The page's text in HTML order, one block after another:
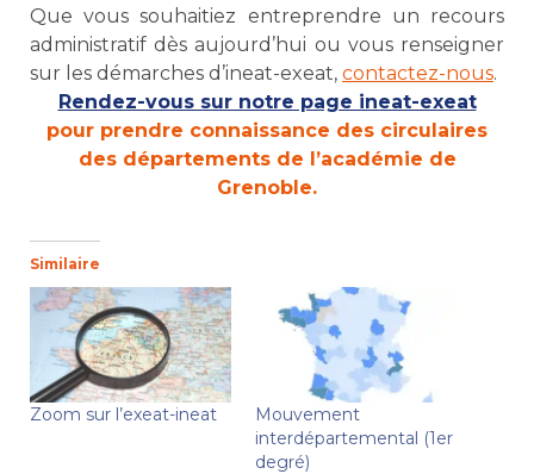
Que vous souhaitiez entreprendre un recours
administratif dès aujourd’hui ou vous renseigner
sur les démarches d’ineat-exeat, contactez-nous.
Rendez-vous sur notre page ineat-exeat
pour prendre connaissance des circulaires
des départements de l’académie de
Grenoble.
Similaire
Zoom sur l’exeat-ineat
Mouvement
interdépartemental (1er
degré)